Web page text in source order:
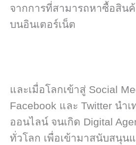
จากการที่สามารถหาซื้อสิน
บนอินเตอร์เน็ต
และเมื่อโลกเข้าสู่ Social
Facebook และ Twitter นำ
ออนไลน์ จนเกิด Digital
ทั่วโลก เพื่อเข้ามาสนับสนุน